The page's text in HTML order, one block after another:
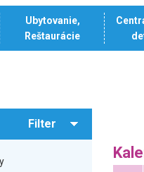
Ubytovanie,
Reštaurácie
Filter